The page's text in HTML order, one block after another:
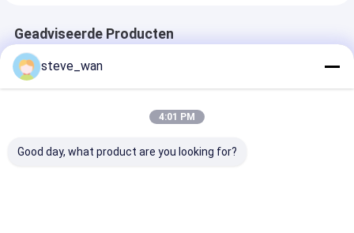
Geadviseerde Producten
steve_wan
4:01 PM
Good day, what product are you looking for?